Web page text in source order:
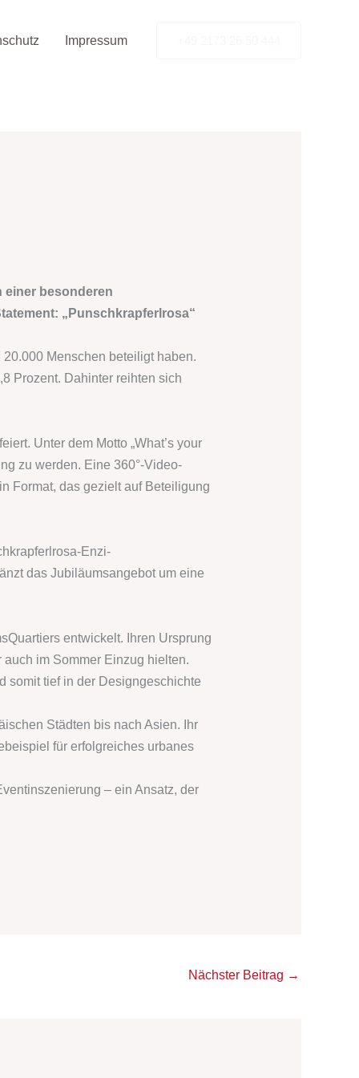
Impressum
einer besonderen
„Punschkrapferlrosa“
Menschen beteiligt haben.
Prozent. Dahinter reihten sich
Unter dem Motto „What’s your
zu werden. Eine 360°-Video-
Format, das gezielt auf Beteiligung
Enzi-
das Jubiläumsangebot um eine
entwickelt. Ihren Ursprung
auch im Sommer Einzug hielten.
somit tief in der Designgeschichte
Städten bis nach Asien. Ihr
für erfolgreiches urbanes
– ein Ansatz, der
Nächster Beitrag →